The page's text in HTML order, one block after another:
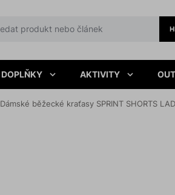
DOPLŇKY AKTIVITY
Dámské běžecké kraťasy SPRINT SHORTS